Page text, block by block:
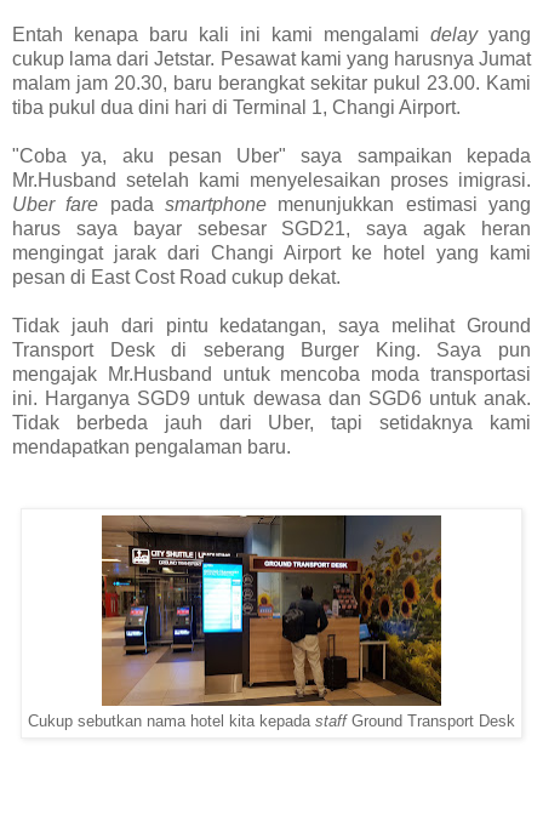
Entah kenapa baru kali ini kami mengalami delayyang
cukup lama dari Jetstar. Pesawat kami yang harusnya Jumat
malam jam 20.30, baru berangkat sekitar pukul 23.00. Kami
tiba pukul dua dini hari di Terminal 1, Changi Airport.
"Coba ya, aku pesan Uber" saya sampaikan kepada
Mr.Husband setelah kami menyelesaikan proses imigrasi.
Uber fare padasmartphone menunjukkan estimasi yang
harus saya bayar sebesar SGD21, saya agak heran
mengingat jarak dari Changi Airport ke hotel yang kami
pesan di East Cost Road cukup dekat.
Tidak jauh dari pintu kedatangan, saya melihat Ground
Transport Desk di seberang Burger King. Saya pun
mengajak Mr.Husband untuk mencoba moda transportasi
ini. Harganya SGD9 untuk dewasa dan SGD6 untuk anak.
Tidak berbeda jauh dari Uber, tapi setidaknya kami
mendapatkan pengalaman baru.
Cukup sebutkan nama hotel kita kepada staff Ground Transport Desk